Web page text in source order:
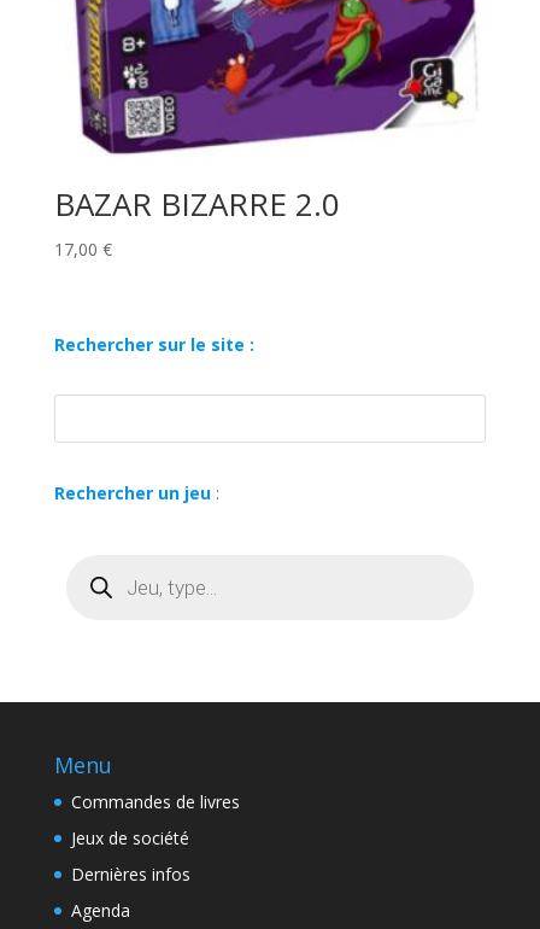
BAZAR BIZARRE 2.0
17,00 €
Rechercher sur le site :
Rechercher un jeu:
produits
Menu
Commandes de livres
Jeux de société
Dernières infos
Agenda